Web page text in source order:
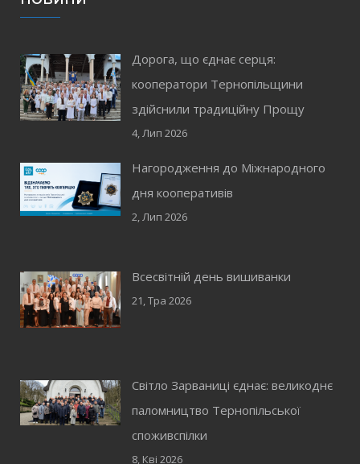
Дорога, що єднає серця:
кооператори Тернопільщини
здійснили традиційну Прощу
4, Лип 2026
Нагородження до Міжнародного
дня кооперативів
2, Лип 2026
Всесвітній день вишиванки
21, Тра 2026
Світло Зарваниці єднає: великоднє
паломництво Тернопільської
споживспілки
8, Кві 2026